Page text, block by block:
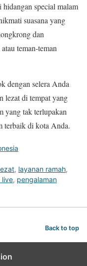
special malam
suasana yang
dan
teman-teman
dengan selera Anda
lezat di tempat yang
yang tak terlupakan
terbaik di kota Anda.
, layanan ramah,
live, pengalaman
Back to top